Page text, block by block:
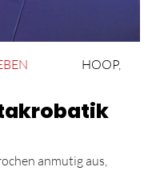
HOOP,
anmutig aus,